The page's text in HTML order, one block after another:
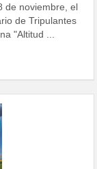
de noviembre, el
de Tripulantes
"Altitud ...